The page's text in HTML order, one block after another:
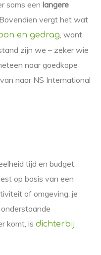
soms een langere
vergt het wat
en gedrag , want
zijn we – zeker wie
naar goedkope
naar NS International
tijd en budget.
op basis van een
of omgeving, je
komt, is dichterbij